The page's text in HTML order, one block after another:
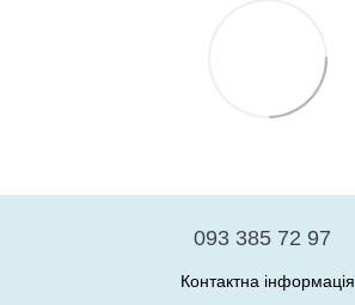
093 385 72 97
Контактна інформація